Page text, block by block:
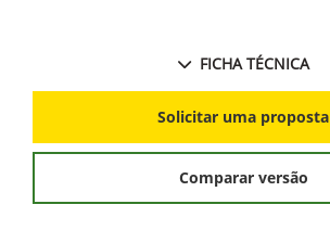
FICHA TÉCNICA
Solicitar uma proposta
Comparar versão